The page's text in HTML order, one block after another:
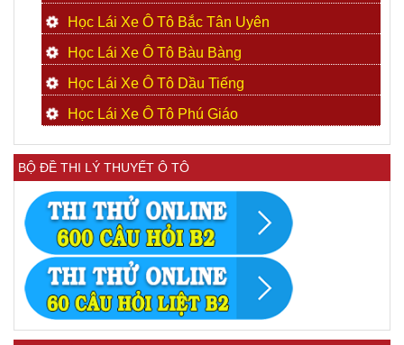
Học Lái Xe Ô Tô Bắc Tân Uyên
Học Lái Xe Ô Tô Bàu Bàng
Học Lái Xe Ô Tô Dầu Tiếng
Học Lái Xe Ô Tô Phú Giáo
BỘ ĐỀ THI LÝ THUYẾT Ô TÔ